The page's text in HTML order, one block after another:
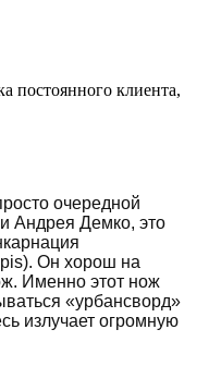
постоянного клиента,
очередной
Андрея Демко, это
Он хорош на
Именно этот нож
«урбансворд»
излучает огромную